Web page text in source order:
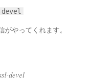
やってくれます。
devel